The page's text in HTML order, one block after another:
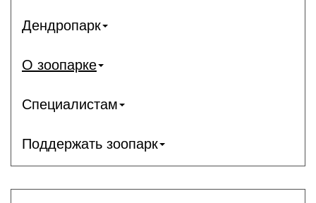
Дендропарк
О зоопарке
Специалистам
Поддержать зоопарк